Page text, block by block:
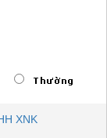
XNK